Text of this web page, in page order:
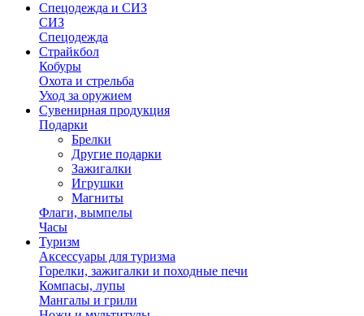
Спецодежда и СИЗ
СИЗ
Спецодежда
Страйкбол
Кобуры
Охота и стрельба
Уход за оружием
Сувенирная продукция
Подарки
Брелки
Другие подарки
Зажигалки
Игрушки
Магниты
Флаги, вымпелы
Часы
Туризм
Аксессуары для туризма
Горелки, зажигалки и походные печи
Компасы, лупы
Мангалы и грили